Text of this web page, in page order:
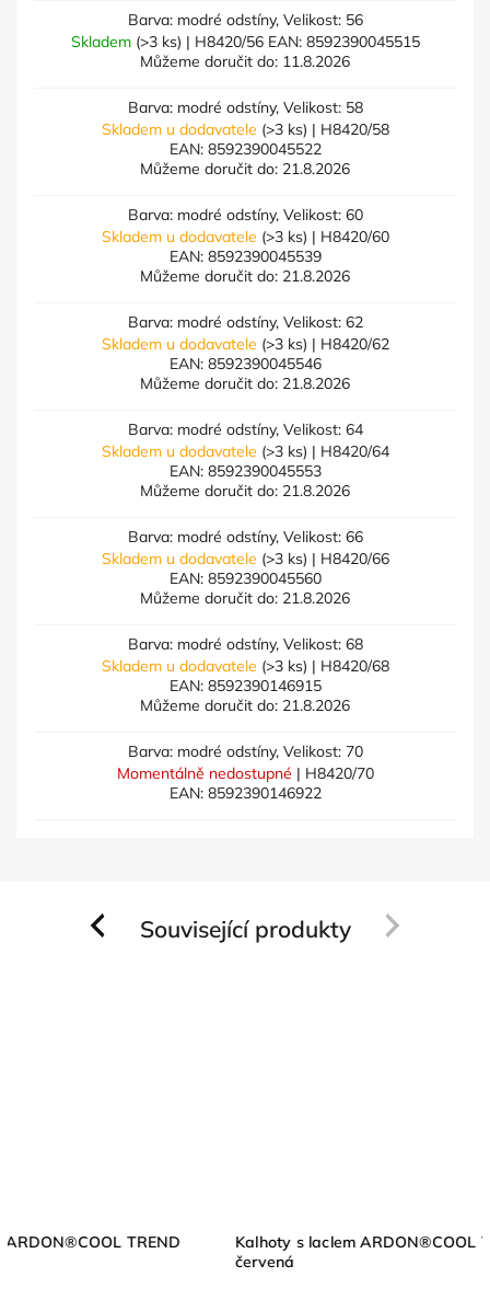
Barva: modré odstíny, Velikost: 56
Skladem (>3 ks) | H8420/56 EAN: 8592390045515
Můžeme doručit do: 11.8.2026
Barva: modré odstíny, Velikost: 58
Skladem u dodavatele (>3 ks) | H8420/58
EAN: 8592390045522
Můžeme doručit do: 21.8.2026
Barva: modré odstíny, Velikost: 60
Skladem u dodavatele (>3 ks) | H8420/60
EAN: 8592390045539
Můžeme doručit do: 21.8.2026
Barva: modré odstíny, Velikost: 62
Skladem u dodavatele (>3 ks) | H8420/62
EAN: 8592390045546
Můžeme doručit do: 21.8.2026
Barva: modré odstíny, Velikost: 64
Skladem u dodavatele (>3 ks) | H8420/64
EAN: 8592390045553
Můžeme doručit do: 21.8.2026
Barva: modré odstíny, Velikost: 66
Skladem u dodavatele (>3 ks) | H8420/66
EAN: 8592390045560
Můžeme doručit do: 21.8.2026
Barva: modré odstíny, Velikost: 68
Skladem u dodavatele (>3 ks) | H8420/68
EAN: 8592390146915
Můžeme doručit do: 21.8.2026
Barva: modré odstíny, Velikost: 70
Momentálně nedostupné | H8420/70
EAN: 8592390146922
Související produkty
Previous
TREND
Kalhoty s laclem ARDON®COOL TREND
Next